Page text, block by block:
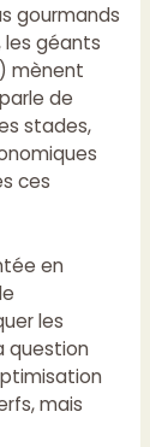
gourmands
les géants
mènent
de
stades,
ces
en
les
question
mais